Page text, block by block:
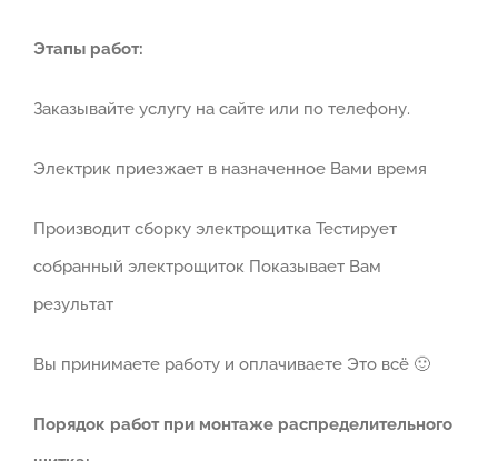
Этапы работ:
Заказывайте услугу на сайте или по телефону.
Электрик приезжает в назначенное Вами время
Производит сборку электрощитка Тестирует
собранный электрощиток Показывает Вам
результат
Вы принимаете работу и оплачиваете Это всё 🙂
Порядок работ при монтаже распределительного